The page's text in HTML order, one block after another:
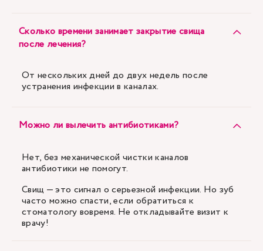
Сколько времени занимает закрытие свища
после лечения?
От нескольких дней до двух недель после
устранения инфекции в каналах.
Можно ли вылечить антибиотиками?
Нет, без механической чистки каналов
антибиотики не помогут.
Свищ — это сигнал о серьезной инфекции. Но зуб
часто можно спасти, если обратиться к
стоматологу вовремя. Не откладывайте визит к
врачу!